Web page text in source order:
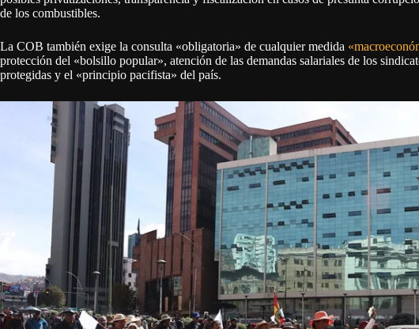
de los combustibles.
La COB también exige la consulta «obligatoria» de cualquier medida
protección del «bolsillo popular», atención de las demandas salariales de los
protegidas y el «principio pacifista» del país.